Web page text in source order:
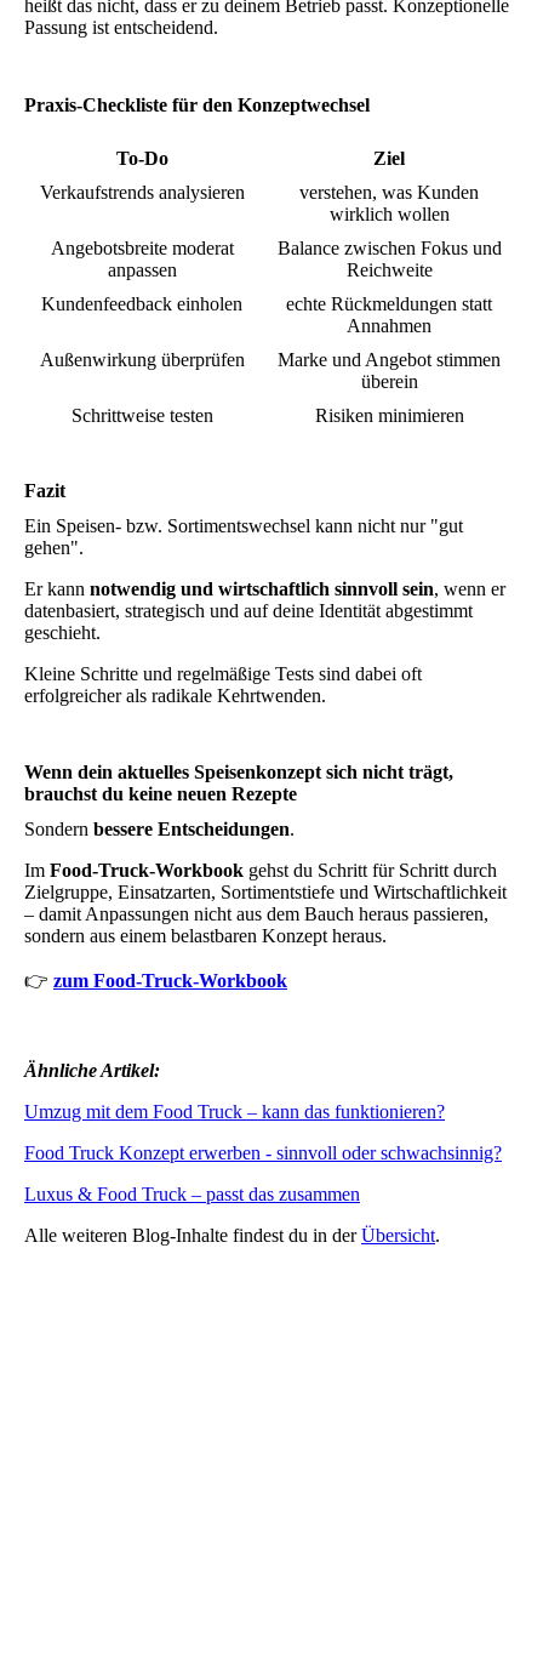
heißt das nicht, dass er zu deinem Betrieb passt. Konzeptionelle
Passung ist entscheidend.
Praxis-Checkliste für den Konzeptwechsel
To-Do
Ziel
Verkaufstrends analysieren
verstehen, was Kunden
wirklich wollen
Angebotsbreite moderat
anpassen
Balance zwischen Fokus und
Reichweite
Kundenfeedback einholen
echte Rückmeldungen statt
Annahmen
Außenwirkung überprüfen
Marke und Angebot stimmen
überein
Schrittweise testen
Risiken minimieren
Fazit
Ein Speisen- bzw. Sortimentswechsel kann nicht nur "gut
gehen".
Er kann notwendig und wirtschaftlich sinnvoll sein, wenn er
datenbasiert, strategisch und auf deine Identität abgestimmt
geschieht.
Kleine Schritte und regelmäßige Tests sind dabei oft
erfolgreicher als radikale Kehrtwenden.
Wenn dein aktuelles Speisenkonzept sich nicht trägt,
brauchst du keine neuen Rezepte
Sondern bessere Entscheidungen.
Im Food-Truck-Workbook gehst du Schritt für Schritt durch
Zielgruppe, Einsatzarten, Sortimentstiefe und Wirtschaftlichkeit
– damit Anpassungen nicht aus dem Bauch heraus passieren,
sondern aus einem belastbaren Konzept heraus.
👉 zum Food-Truck-Workbook
Ähnliche Artikel:
Umzug mit dem Food Truck – kann das funktionieren?
Food Truck Konzept erwerben - sinnvoll oder schwachsinnig?
Luxus & Food Truck – passt das zusammen
Alle weiteren Blog-Inhalte findest du in derÜbersicht.